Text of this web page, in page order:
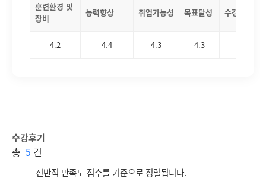
훈련환경 및
장비
능력향상 취업가능성 목표달성 수강가치
4.2 4.4 4.3 4.3
수강후기
총 5 건
전반적 만족도 점수를 기준으로 정렬됩니다.